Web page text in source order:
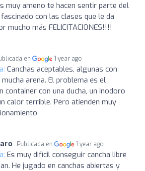
muy ameno te hacen sentir parte del
con las clases que le da
mucho más FELICITACIONES!!!!
en 1 year ago
Canchas aceptables, algunas con
arena. El problema es el
container con una ducha, un inodoro
calor terrible. Pero atienden muy
Publicada en 1 year ago
Es muy difícil conseguir cancha libre
He jugado en canchas abiertas y